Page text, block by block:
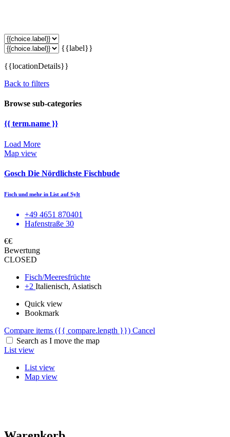
{{label}}
{{locationDetails}}
Back to filters
Browse sub-categories
{{ term.name }}
Load More
Map view
Gosch Die Nördlichste Fischbude
Fisch und mehr in List auf Sylt
+49 4651 870401
Hafenstraße 30
€€
Bewertung
CLOSED
Fisch/Meeresfrüchte
+2 Italienisch, Asiatisch
Quick view
Bookmark
Compare items ({{ compare.length }}) Cancel
Search as I move the map
List view
List view
Map view